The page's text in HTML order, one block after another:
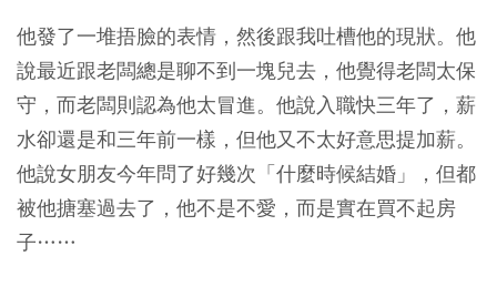
他發了一堆捂臉的表情，然後跟我吐槽他的現狀。他
說最近跟老闆總是聊不到一塊兒去，他覺得老闆太保
守，而老闆則認為他太冒進。他說入職快三年了，薪
水卻還是和三年前一樣，但他又不太好意思提加薪。
他說女朋友今年問了好幾次「什麼時候結婚」，但都
被他搪塞過去了，他不是不愛，而是實在買不起房
子……